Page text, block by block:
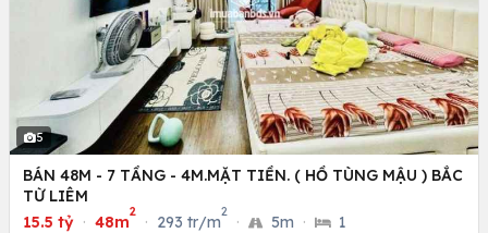
5
BÁN 48M - 7 TẦNG - 4M.MẶT TIỀN. ( HỒ TÙNG MẬU ) BẮC
TỪ LIÊM
15.5 tỷ · 48m
2
· 293 tr/m
2
· 5m · 1